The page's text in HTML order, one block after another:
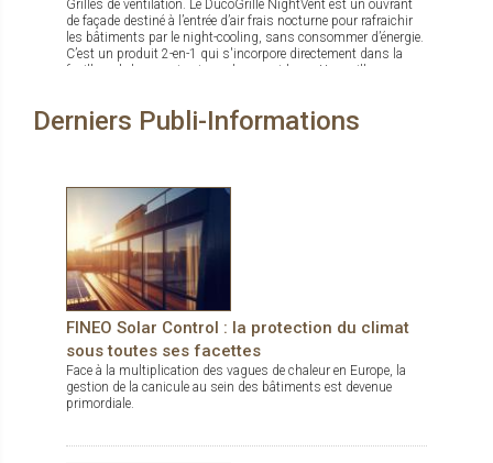
Grilles de ventilation. Le DucoGrille NightVent est un ouvrant
de façade destiné à l’entrée d’air frais nocturne pour rafraichir
les bâtiments par le night-cooling, sans consommer d’énergie.
C’est un produit 2-en-1 qui s'incorpore directement dans la
feuillure de la menuiserie ou du mur-rideau : Une grille
l’esthétique épurée, sans charnières apparentes, avec un très
Derniers Publi-Informations
FINEO Solar Control : la protection du climat
sous toutes ses facettes
Face à la multiplication des vagues de chaleur en Europe, la
gestion de la canicule au sein des bâtiments est devenue
primordiale.